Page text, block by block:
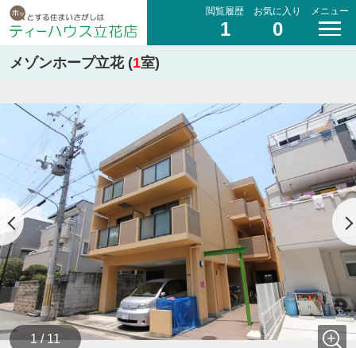
閲覧履歴
1
お気に入り
0
メニュー
メゾンホープ立花 (1室)
1 / 11